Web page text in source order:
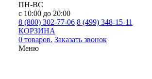
ПН-ВС
с 10:00 до 20:00
8 (800) 302-77-06 8 (499) 348-15-11
КОРЗИНА
0 товаров. Заказать звонок
Меню